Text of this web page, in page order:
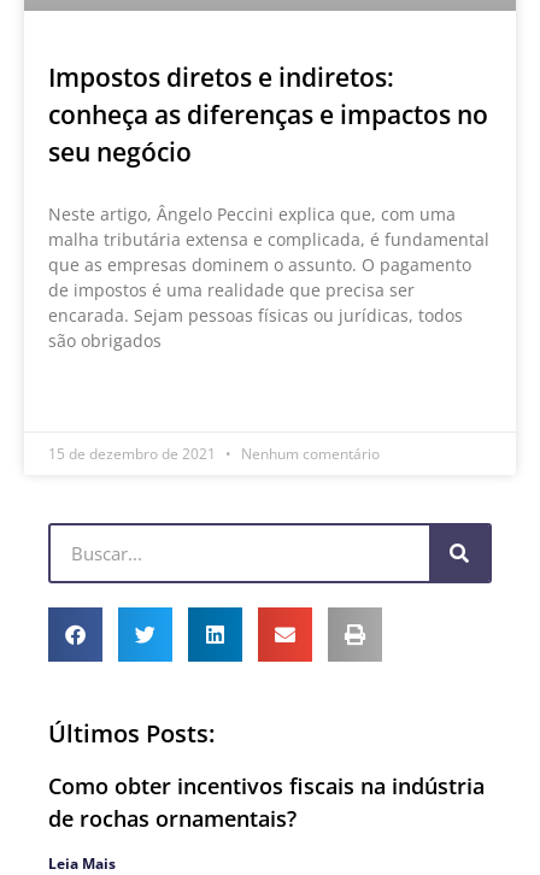
Impostos diretos e indiretos:
conheça as diferenças e impactos no
seu negócio
Neste artigo, Ângelo Peccini explica que, com uma
malha tributária extensa e complicada, é fundamental
que as empresas dominem o assunto. O pagamento
de impostos é uma realidade que precisa ser
encarada. Sejam pessoas físicas ou jurídicas, todos
são obrigados
15 de dezembro de 2021 Nenhum comentário
Últimos Posts:
Como obter incentivos fiscais na indústria
de rochas ornamentais?
Leia Mais